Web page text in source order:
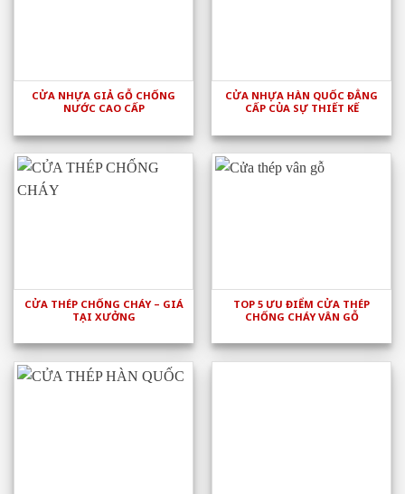
CỬA NHỰA GIẢ GỖ CHỐNG
NƯỚC CAO CẤP
CỬA NHỰA HÀN QUỐC ĐẲNG
CẤP CỦA SỰ THIẾT KẾ
CỬA THÉP CHỐNG CHÁY – GIÁ
TẠI XƯỞNG
TOP 5 ƯU ĐIỂM CỬA THÉP
CHỐNG CHÁY VÂN GỖ